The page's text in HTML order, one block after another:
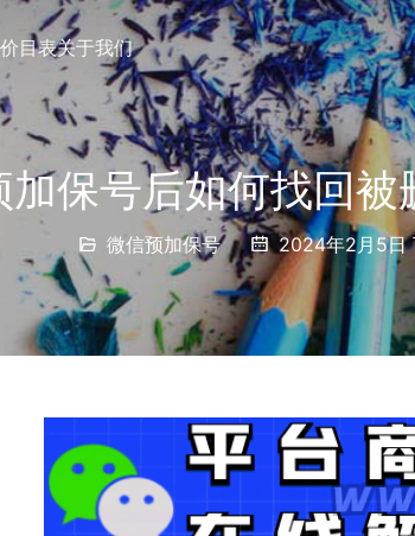
价目表关于我们
加保号后如何找回被
微信预加保号 2024年2月5日